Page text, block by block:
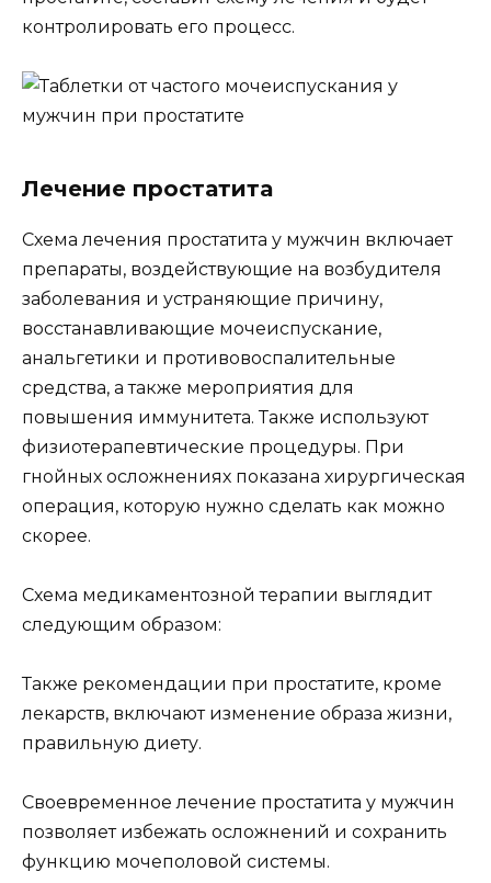
контролировать его процесс.
Лечение простатита
Схема лечения простатита у мужчин включает
препараты, воздействующие на возбудителя
заболевания и устраняющие причину,
восстанавливающие мочеиспускание,
анальгетики и противовоспалительные
средства, а также мероприятия для
повышения иммунитета. Также используют
физиотерапевтические процедуры. При
гнойных осложнениях показана хирургическая
операция, которую нужно сделать как можно
скорее.
Схема медикаментозной терапии выглядит
следующим образом:
Также рекомендации при простатите, кроме
лекарств, включают изменение образа жизни,
правильную диету.
Своевременное лечение простатита у мужчин
позволяет избежать осложнений и сохранить
функцию мочеполовой системы.